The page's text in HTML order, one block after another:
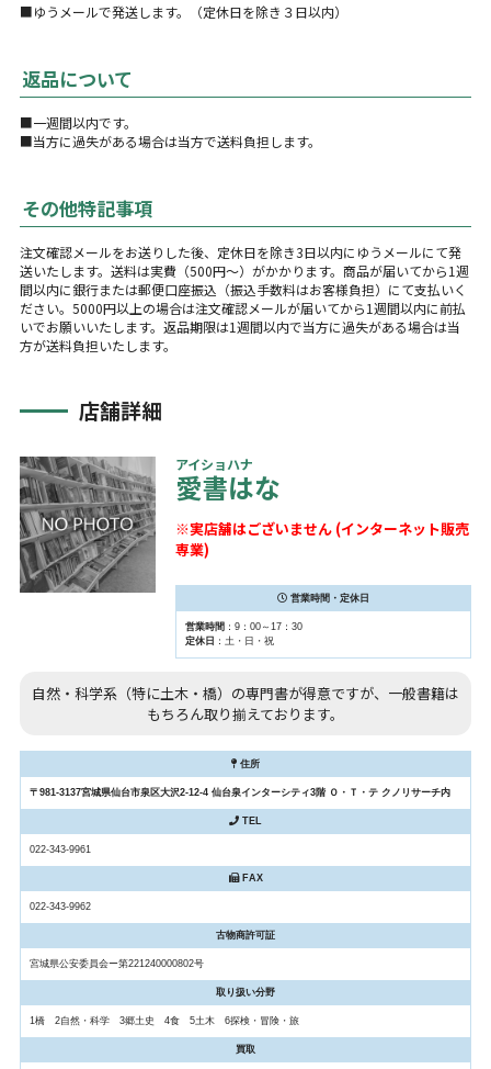
■ゆうメールで発送します。（定休日を除き３日以内）
返品について
■一週間以内です。
■当方に過失がある場合は当方で送料負担します。
その他特記事項
注文確認メールをお送りした後、定休日を除き3日以内にゆうメールにて発
送いたします。送料は実費（500円～）がかかります。商品が届いてから1週
間以内に銀行または郵便口座振込（振込手数料はお客様負担）にて支払いく
ださい。5000円以上の場合は注文確認メールが届いてから1週間以内に前払
いでお願いいたします。返品期限は1週間以内で当方に過失がある場合は当
方が送料負担いたします。
店舗詳細
アイショハナ
愛書はな
※実店舗はございません (インターネット販売
専業)
営業時間・定休日
営業時間 ：9：00～17：30
定休日 ：土・日・祝
自然・科学系（特に土木・橋）の専門書が得意ですが、一般書籍は
もちろん取り揃えております。
住所
〒981-3137宮城県仙台市泉区大沢2-12-4 仙台泉インターシティ3階 Ｏ・Ｔ・テ クノリサーチ内
TEL
022-343-9961
FAX
022-343-9962
古物商許可証
宮城県公安委員会ー第221240000802号
取り扱い分野
1橋 2自然・科学 3郷土史 4食 5土木 6探検・冒険・旅
買取